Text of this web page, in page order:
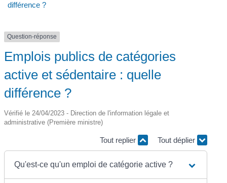
différence ?
Question-réponse
Emplois publics de catégories
active et sédentaire : quelle
différence ?
Vérifié le 24/04/2023 - Direction de l'information légale et
administrative (Première ministre)
Tout replier Tout déplier
Qu'est-ce qu'un emploi de catégorie active ?